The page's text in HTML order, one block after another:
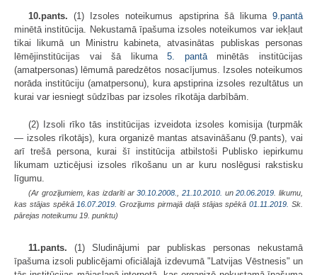
10.pants. (1) Izsoles noteikumus apstiprina šā likuma 9.pantā
minētā institūcija. Nekustamā īpašuma izsoles noteikumos var iekļaut
tikai likumā un Ministru kabineta, atvasinātas publiskas personas
lēmējinstitūcijas vai šā likuma5. pantāminētās institūcijas
(amatpersonas) lēmumā paredzētos nosacījumus. Izsoles noteikumos
norāda institūciju (amatpersonu), kura apstiprina izsoles rezultātus un
kurai var iesniegt sūdzības par izsoles rīkotāja darbībām.
(2) Izsoli rīko tās institūcijas izveidota izsoles komisija (turpmāk
— izsoles rīkotājs), kura organizē mantas atsavināšanu (9.pants), vai
arī trešā persona, kurai šī institūcija atbilstoši Publisko iepirkumu
likumam uzticējusi izsoles rīkošanu un ar kuru noslēgusi rakstisku
līgumu.
(Ar grozījumiem, kas izdarīti ar30.10.2008. ,21.10.2010. un20.06.2019 . likumu,
kas stājas spēkā 16.07.2019. Grozījums pirmajā daļā stājas spēkā01.11.2019. Sk.
pārejas noteikumu 19. punktu)
11.pants. (1) Sludinājumi par publiskas personas nekustamā
īpašuma izsoli publicējami oficiālajā izdevumā "Latvijas Vēstnesis" un